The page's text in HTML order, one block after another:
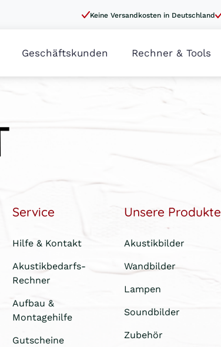
Keine Versandkosten in Deutschland
Geschäftskunden Rechner & Tools
Service
Hilfe & Kontakt
Akustikbedarfs-
Rechner
Aufbau &
Montagehilfe
Gutscheine
Unsere Produkte
Akustikbilder
Wandbilder
Lampen
Soundbilder
Zubehör